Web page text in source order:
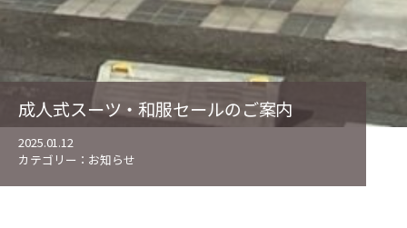
成人式スーツ・和服セールのご案内
2025.01.12
カテゴリー： お知らせ